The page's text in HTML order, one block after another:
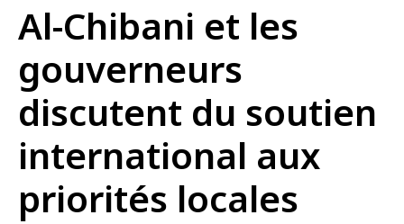
Al-Chibani et les
gouverneurs
discutent du soutien
international aux
priorités locales